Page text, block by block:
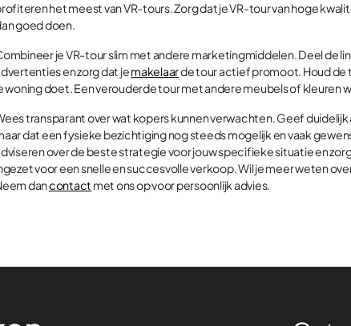
het meest van VR-tours. Zorg dat je VR-tour van hoge
goed doen.
je VR-tour slim met andere marketingmiddelen. Deel de
en zorg dat jemakelaarde tour actief promoot. Houd de
woning doet. Een verouderde tour met andere meubels of kleuren
transparant over wat kopers kunnen verwachten. Geef
dat een fysieke bezichtiging nog steeds mogelijk en vaak
over de beste strategie voor jouw specifieke situatie en
voor een snelle en succesvolle verkoop. Wil je meer weten
dancontact met ons op voor persoonlijk advies.